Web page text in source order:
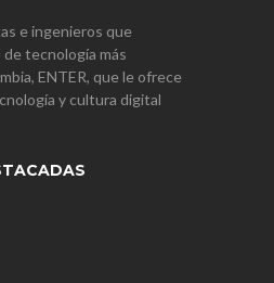
e ingenieros que
tecnología más
ENTER, que le ofrece
y cultura digital